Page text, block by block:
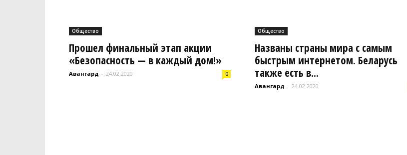
Общество
Прошел финальный этап акции
«Безопасность — в каждый дом!»
Авангард - 24.02.2020 0
Общество
Названы страны мира с самым
быстрым интернетом. Беларусь
также есть в...
Авангард - 24.02.2020